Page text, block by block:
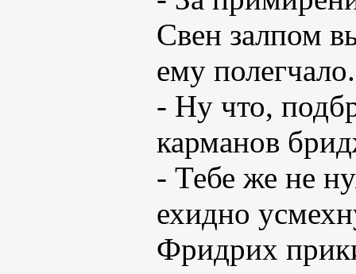
Свен залпом
ему полегчало.
- Ну что,
карманов
- Тебе же не
ехидно
Фридрих